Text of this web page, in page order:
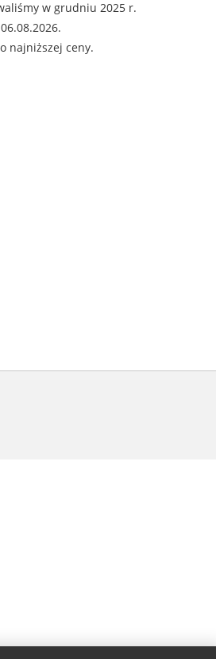
w grudniu 2025 r.
najniższej ceny.